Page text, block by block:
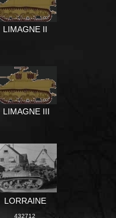
LIMAGNE II
LIMAGNE III
LORRAINE
432712